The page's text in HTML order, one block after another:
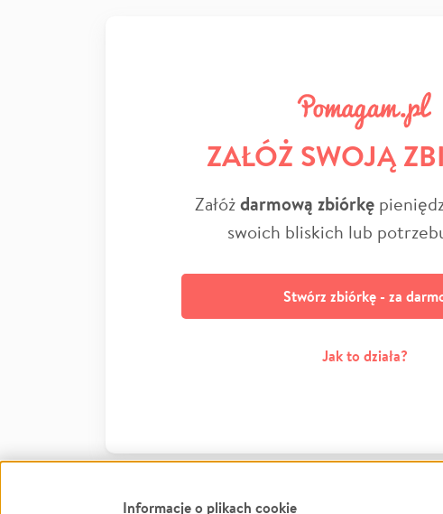
ZAŁÓŻ SWOJĄ
Załóżdarmową zbiórkę
swoich bliskich lub
Stwórz zbiórkę - za
Jak to działa?
Informacje o plikach cookie